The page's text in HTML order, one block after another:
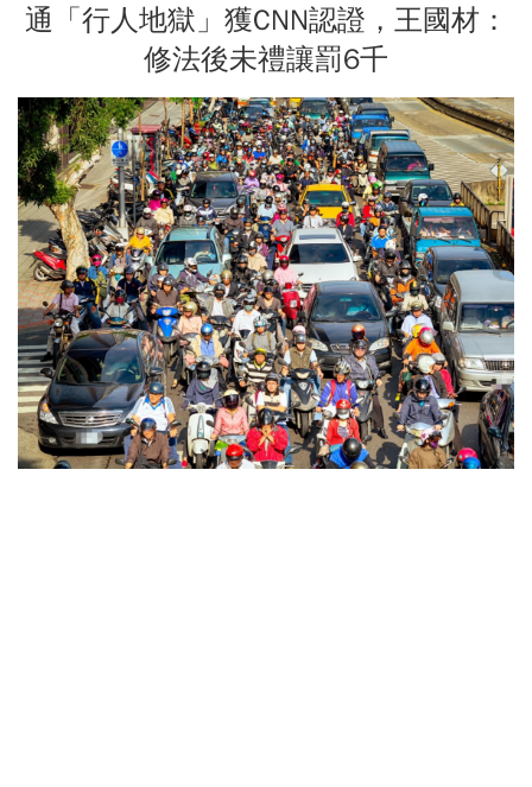
通「行人地獄」獲CNN認證，王國材：
修法後未禮讓罰6千